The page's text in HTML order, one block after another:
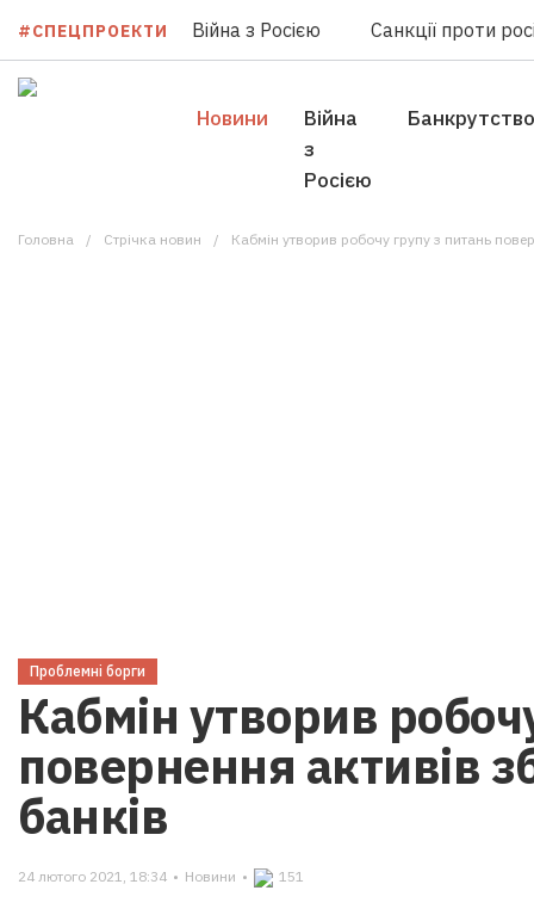
#СПЕЦПРОЕКТИ Війна з Росією Санкції проти
Новини
Війна
з
Росією
Банкрутство
Головна Стрічка новин Кабмін утворив робочу групу з питань
Проблемні борги
Кабмін утворив
повернення активів
банків
24 лютого 2021, 18:34 • Новини • 151